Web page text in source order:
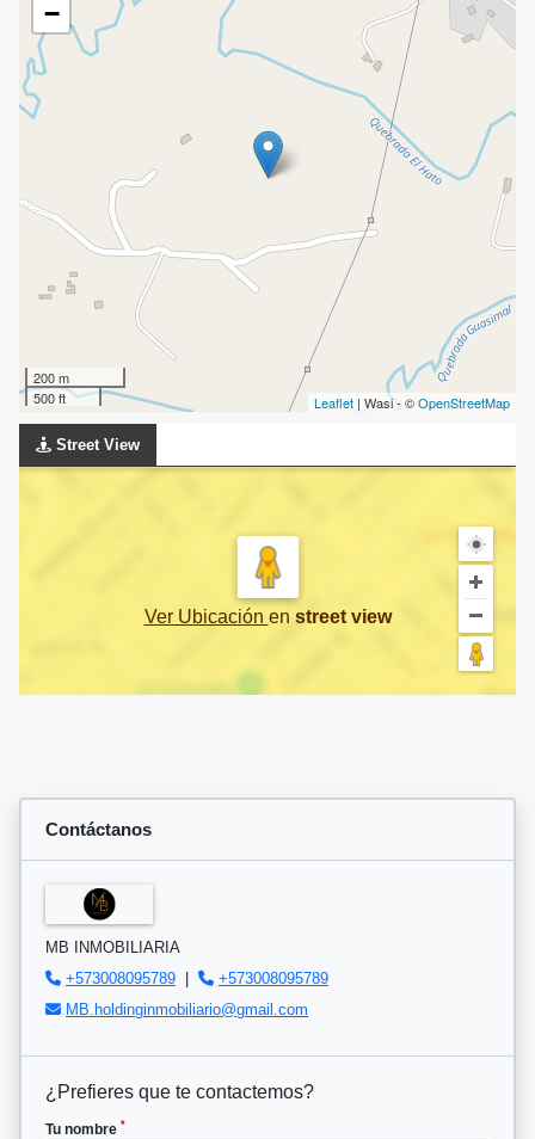
−
200 m
500 ft
Leaflet | Wasi - ©OpenStreetMap
Street View
Ver Ubicación en street view
Contáctanos
MB INMOBILIARIA
+573008095789 |
+573008095789
MB.holdinginmobiliario@gmail.com
¿Prefieres que te contactemos?
Tu nombre *